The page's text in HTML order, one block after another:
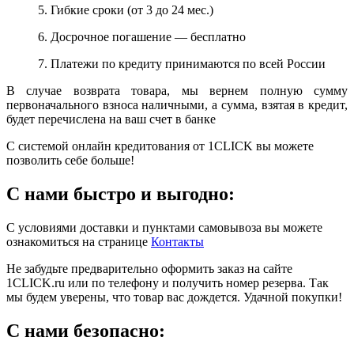
5. Гибкие сроки (от 3 до 24 мес.)
6. Досрочное погашение — бесплатно
7. Платежи по кредиту принимаются по всей России
В случае возврата товара, мы вернем полную сумму
первоначального взноса наличными, а сумма, взятая в кредит,
будет перечислена на ваш счет в банке
С системой онлайн кредитования от 1CLICK вы можете
позволить себе больше!
С нами быстро и выгодно:
С условиями доставки и пунктами самовывоза вы можете
ознакомиться на странице Контакты
Не забудьте предварительно оформить заказ на сайте
1CLICK.ru или по телефону и получить номер резерва. Так
мы будем уверены, что товар вас дождется. Удачной покупки!
С нами безопасно: